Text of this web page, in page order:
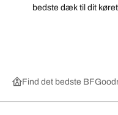
bedste dæk til dit
Find det bedste